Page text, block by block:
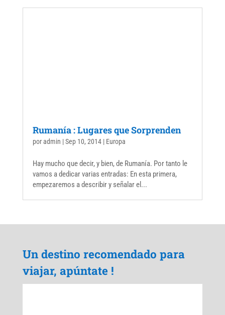
Rumanía : Lugares que Sorprenden
poradmin |Sep 10, 2014| Europa
Hay mucho que decir, y bien, de Rumanía. Por tanto le
vamos a dedicar varias entradas: En esta primera,
empezaremos a describir y señalar el...
Un destino recomendado para
viajar, apúntate !